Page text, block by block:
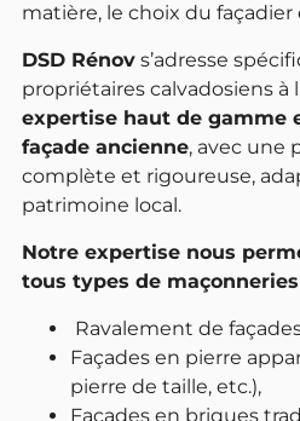
matière,le choix du
DSD Rénovs’adresse
propriétaires calvadosiens à
expertise haut de gamme
façade ancienne, avec une
complète et rigoureuse,
patrimoine local.
Notre expertise nous
tous types de
Ravalement de
Façades en pierre
pierre de taille, etc.),
Façades en briques